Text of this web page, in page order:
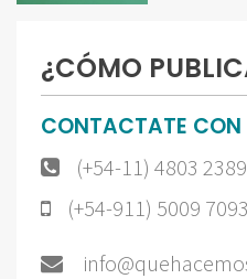
¿CÓMO
CONTACTATE CON
(+54-11) 4803 2389
(+54-911) 5009 7093